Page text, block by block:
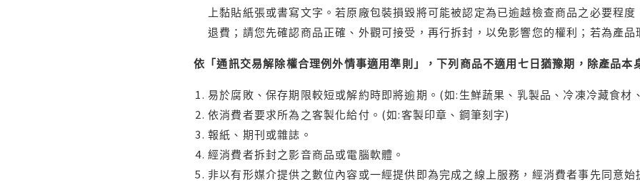
上黏貼紙張或書寫文字。若原廠包裝損毀將可能被認定為已逾越檢查商品之必要程
退費；請您先確認商品正確、外觀可接受，再行拆封，以免影響您的權利；若為產
依「通訊交易解除權合理例外情事適用準則」，下列商品不適用七日猶豫期，除產品本
易於腐敗、保存期限較短或解約時即將逾期。(如:生鮮蔬果、乳製品、冷凍冷藏食材
依消費者要求所為之客製化給付。(如:客製印章、鋼筆刻字)
報紙、期刊或雜誌。
經消費者拆封之影音商品或電腦軟體。
非以有形媒介提供之數位內容或一經提供即為完成之線上服務，經消費者事先同意